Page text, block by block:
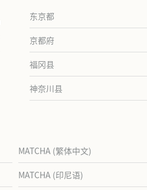
东京都
京都府
福冈县
神奈川县
MATCHA (繁体中文)
MATCHA (印尼语)